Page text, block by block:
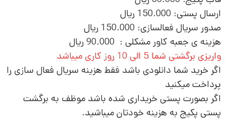
ارسال پستی: 150.000 ریال
صدور سریال فعالسازی: 150.000 ریال
هزینه ی جعبه کاور مشکلی : 90.000 ریال
واریزی برگشتی شما 5 الی 10 روز کاری میباشد
اگر خرید شما دانلودی باشد فقط هزینه سریال فعال سازی را
پرداخت میکنید
اگر بصورت پستی خریداری شده باشد موظف به برگشت
پستی پکیج به هزینه خودتان میباشید.